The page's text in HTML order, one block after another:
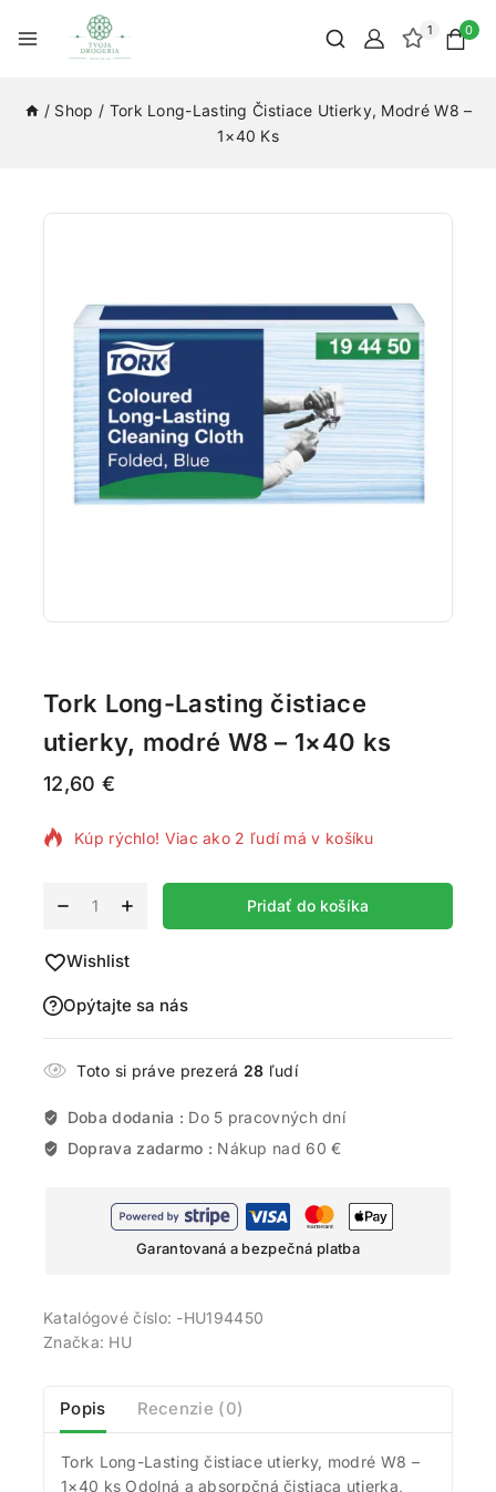
1 0
/ Shop / Tork Long-Lasting Čistiace Utierky, Modré W8 –
1×40 Ks
Tork Long-Lasting čistiace
utierky, modré W8 – 1×40 ks
12,60 €
14 produktov predaných za posledných 15 hodín
Kúp rýchlo! Viac ako 2 ľudí má v košíku
Pridať do košíka
Wishlist
Opýtajte sa nás
Toto si práve prezerá 28 ľudí
Doba dodania : Do 5 pracovných dní
Doprava zadarmo : Nákup nad 60 €
Garantovaná a bezpečná platba
Katalógové číslo: -HU194450
Značka: HU
Popis Recenzie (0)
Tork Long-Lasting čistiace utierky, modré W8 –
1×40 ks Odolná a absorpčná čistiaca utierka,